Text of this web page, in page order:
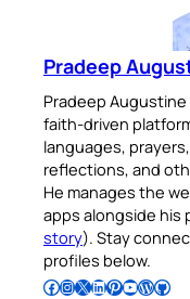
Pradeep
Pradeep
faith-driven
languages,
reflections, and
He manages the
apps alongside his
story). Stay
profiles below.
Follow Pradeep on Facebook Follow Pradeep on InstagramFollow Pradeep on X Follow Pradeep on LinkedIn Follow Pradeep on Pinterest Subscribe to Pradeep’s Youtube Channel Follow Pradeep on WordPress Follow Pradeep on GitHub